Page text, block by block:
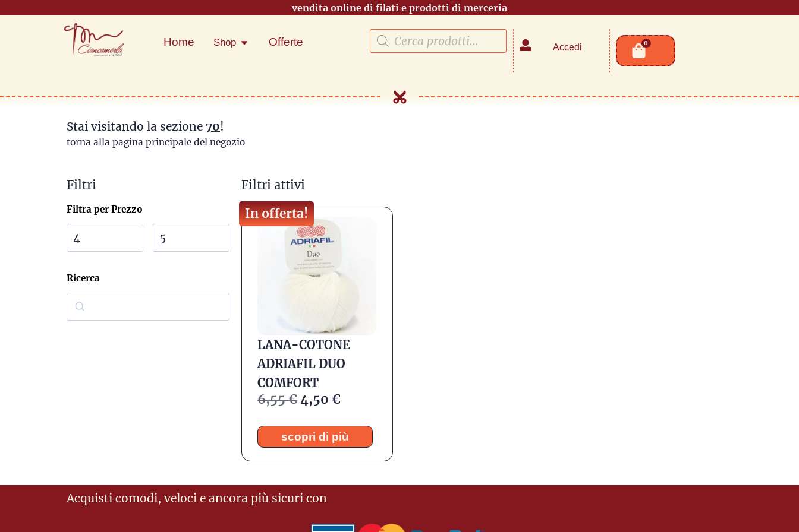
vendita online di filati e prodotti di merceria
Home Shop Offerte Accedi 0
Stai visitando la sezione 70!
torna alla pagina principale del negozio
Filtri
Filtra per Prezzo
Ricerca
Filtri attivi
In offerta!
LANA-COTONE
ADRIAFIL DUO
COMFORT
6,55€4,50€
scopri di più
Acquisti comodi, veloci e ancora più sicuri con